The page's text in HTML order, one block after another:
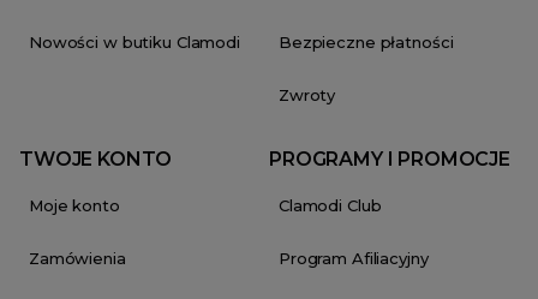
Nowości w butiku Clamodi Bezpieczne płatności
Zwroty
TWOJE KONTO
Moje konto
Zamówienia
PROGRAMY I PROMOCJE
Clamodi Club
Program Afiliacyjny